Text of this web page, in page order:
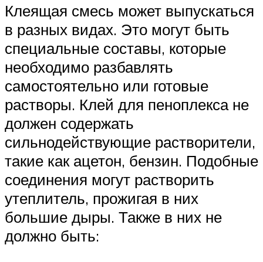
Клеящая смесь может выпускаться
в разных видах. Это могут быть
специальные составы, которые
необходимо разбавлять
самостоятельно или готовые
растворы. Клей для пеноплекса не
должен содержать
сильнодействующие растворители,
такие как ацетон, бензин. Подобные
соединения могут растворить
утеплитель, прожигая в них
большие дыры. Также в них не
должно быть: